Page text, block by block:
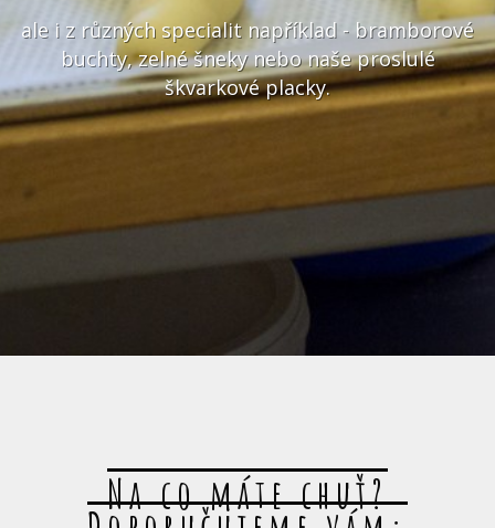
ale i z různých specialit například - bramborové
buchty, zelné šneky nebo naše proslulé
škvarkové placky.
Na co máte chuť?